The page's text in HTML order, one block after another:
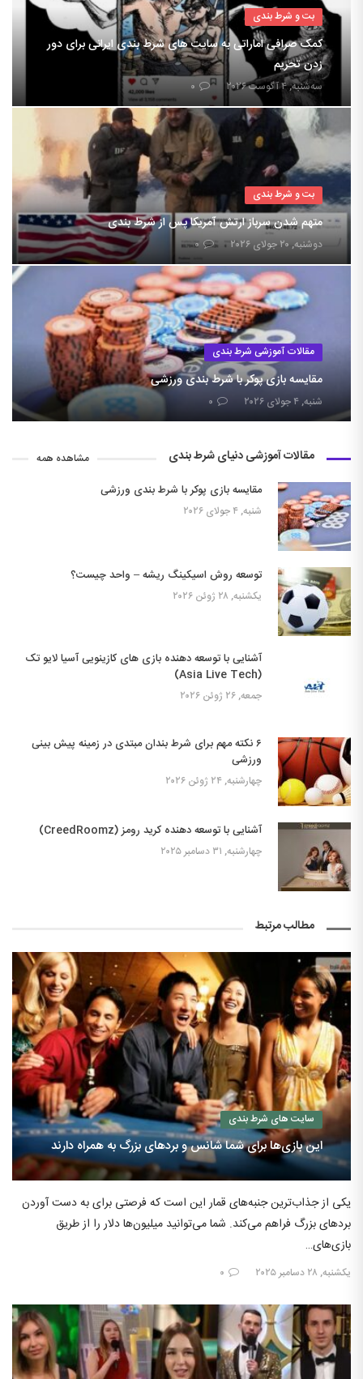
بت و شرط بندی
کمک صرافی اماراتی به سایت های شرط بندی ایرانی برای دور
زدن تحریم
سه‌شنبه, ۴ آگوست ۲۰۲۶ ۰
بت و شرط بندی
متهم شدن سرباز ارتش آمریکا پس از شرط بندی
دوشنبه, ۲۰ جولای ۲۰۲۶ ۰
مقالات آموزشی شرط بندی
مقایسه بازی پوکر با شرط بندی ورزشی
شنبه, ۴ جولای ۲۰۲۶ ۰
مقالات آموزشی دنیای شرط بندی مشاهده همه
مقایسه بازی پوکر با شرط بندی ورزشی
شنبه, ۴ جولای ۲۰۲۶
توسعه روش اسیکینگ ریشه – واحد چیست؟
یکشنبه, ۲۸ ژوئن ۲۰۲۶
آشنایی با توسعه دهنده بازی های کازینویی آسیا لایو تک
(Asia Live Tech)
جمعه, ۲۶ ژوئن ۲۰۲۶
۶ نکته مهم برای شرط بندان مبتدی در زمینه پیش بینی
ورزشی
چهارشنبه, ۲۴ ژوئن ۲۰۲۶
آشنایی با توسعه دهنده کرید رومز (CreedRoomz)
چهارشنبه, ۳۱ دسامبر ۲۰۲۵
مطالب مرتبط
سایت های شرط بندی
این بازی‌ها برای شما شانس و بردهای بزرگ به همراه دارند
یکی از جذاب‌ترین جنبه‌های قمار این است که فرصتی برای به دست آوردن
بردهای بزرگ فراهم می‌کند. شما می‌توانید میلیون‌ها دلار را از طریق
بازی‌های…
یکشنبه, ۲۸ دسامبر ۲۰۲۵ ۰